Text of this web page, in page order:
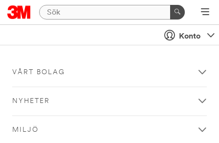
Konto
VÅRT BOLAG
NYHETER
MILJÖ